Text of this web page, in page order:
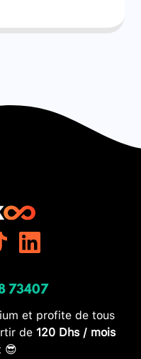
73407
et profite de tous
de 120 Dhs / mois
😎